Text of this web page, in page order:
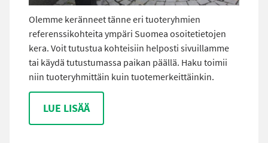
Olemme keränneet tänne eri tuoteryhmien
referenssikohteita ympäri Suomea osoitetietojen
kera. Voit tutustua kohteisiin helposti sivuillamme
tai käydä tutustumassa paikan päällä. Haku toimii
niin tuoteryhmittäin kuin tuotemerkeittäinkin.
LUE LISÄÄ